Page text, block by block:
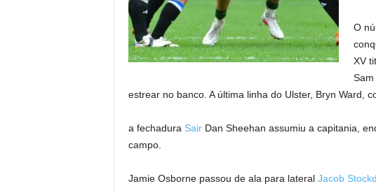
O
XV
estrear no banco. A última linha do Ulster, Bryn Ward,
a fechadura SairDan Sheehan assumiu a capitania,
campo.
Jamie Osborne passou de ala para lateral Jacob